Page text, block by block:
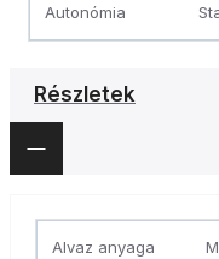
Autonómia
Részletek
Alvaz anyaga